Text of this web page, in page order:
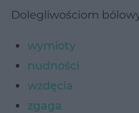
Dolegliwościom
wymioty
nudności
wzdęcia
zgaga